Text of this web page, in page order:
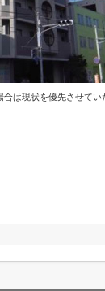
は現状を優先させてい